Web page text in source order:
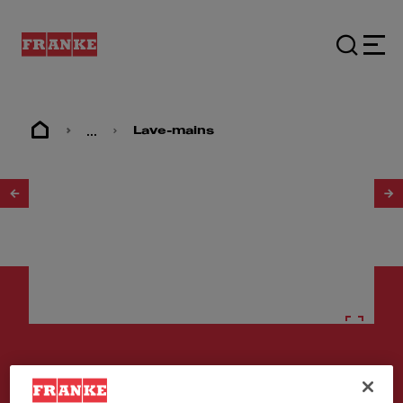
... Lave-mains
Lave-mains